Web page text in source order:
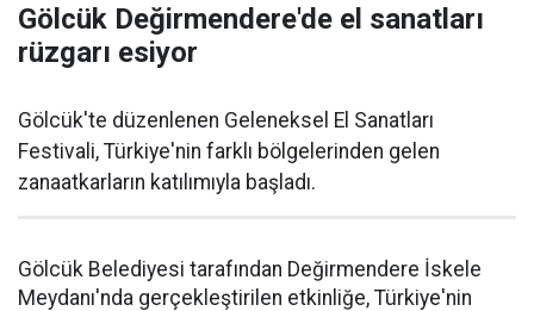
Gölcük Değirmendere'de el sanatları
rüzgarı esiyor
Gölcük'te düzenlenen Geleneksel El Sanatları
Festivali, Türkiye'nin farklı bölgelerinden gelen
zanaatkarların katılımıyla başladı.
Gölcük Belediyesi tarafından Değirmendere İskele
Meydanı'nda gerçekleştirilen etkinliğe, Türkiye'nin